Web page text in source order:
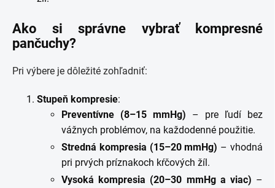
Ako si správne vybrať kompresné
pančuchy?
Pri výbere je dôležité zohľadniť:
Stupeň kompresie:
Preventívne (8–15 mmHg) – pre ľudí bez
vážnych problémov, na každodenné použitie.
Stredná kompresia (15–20 mmHg) – vhodná
pri prvých príznakoch kŕčových žíl.
Vysoká kompresia (20–30 mmHg a viac) –